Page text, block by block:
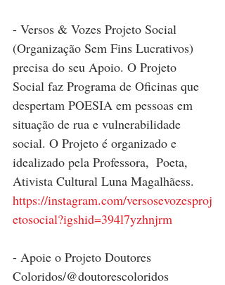
- Versos & Vozes Projeto Social
(Organização Sem Fins Lucrativos)
precisa do seu Apoio. O Projeto
Social faz Programa de Oficinas que
despertam POESIA em pessoas em
situação de rua e vulnerabilidade
social. O Projeto é organizado e
idealizado pela Professora,  Poeta,
Ativista Cultural Luna Magalhãess.
https://instagram.com/versosevozesproj
etosocial?igshid=394l7yzhnjrm
- Apoie o Projeto Doutores
Coloridos/@doutorescoloridos